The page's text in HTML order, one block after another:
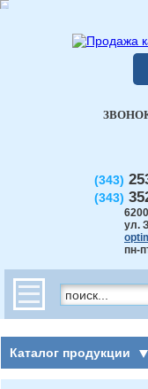
(343)
(343)
ул.
пн-
Каталог продукции